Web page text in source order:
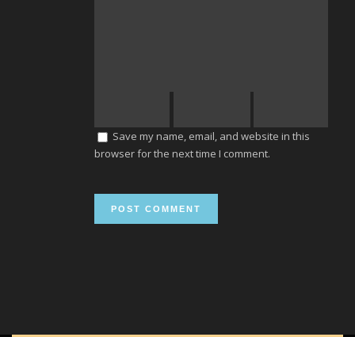
Save my name, email, and website in this
browser for the next time I comment.